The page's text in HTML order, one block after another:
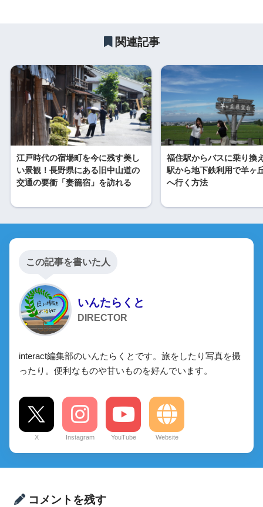
関連記事
江戸時代の宿場町を今に残す美し
い景観！長野県にある旧中山道の
交通の要衝「妻籠宿」を訪れる
福住駅からバスに乗り換
駅から地下鉄利用で羊ヶ
へ行く方法
この記事を書いた人
いんたらくと
DIRECTOR
interact編集部のいんたらくとです。旅をしたり写真を撮
ったり。便利なものや甘いものを好んでいます。
X Instagram YouTube Website
コメントを残す